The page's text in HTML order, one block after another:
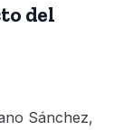
del
Sánchez,